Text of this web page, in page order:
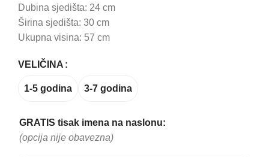
Dubina sjedišta: 24 cm
Širina sjedišta: 30 cm
Ukupna visina: 57 cm
VELIČINA
1-5 godina 3-7 godina
GRATIS tisak imena na naslonu:
(opcija nije obavezna)